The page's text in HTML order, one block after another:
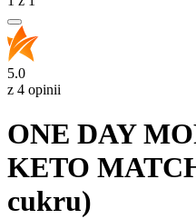
5.0
z 4 opinii
ONE DAY
KETO
cukru)